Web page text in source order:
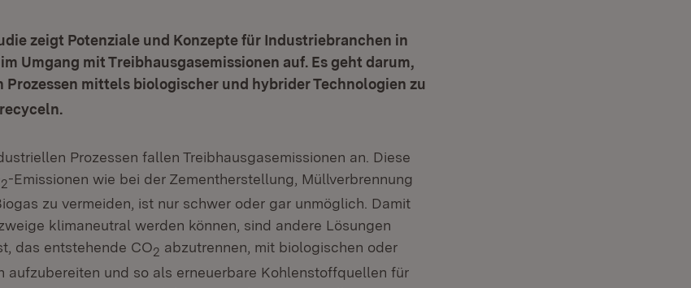
zeigt Potenziale und Konzepte für Industriebranchen in
Umgang mit Treibhausgasemissionen auf. Es geht darum,
mittels biologischer und hybrider Technologien zu
Prozessen fallen Treibhausgasemissionen an. Diese
2-Emissionen wie bei der Zementherstellung, Müllverbrennung
zu vermeiden, ist nur schwer oder gar unmöglich. Damit
klimaneutral werden können, sind andere Lösungen
das entstehende CO2 abzutrennen, mit biologischen oder
aufzubereiten und so als erneuerbare Kohlenstoffquellen für